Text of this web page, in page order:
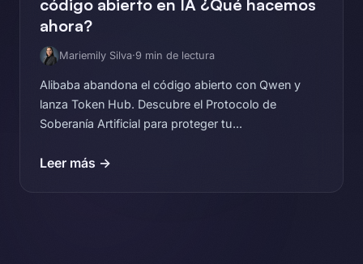
código abierto en IA ¿Qué hacemos
ahora?
Mariemily Silva·9 min de lectura
Alibaba abandona el código abierto con Qwen y
lanza Token Hub. Descubre el Protocolo de
Soberanía Artificial para proteger tu...
Leer más →